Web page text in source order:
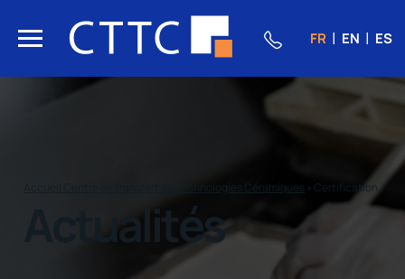
FR EN ES
Accueil Centre de transfert de Technologies Céramiques» Certification
Actualités